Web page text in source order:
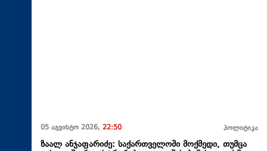
05 აგვისტო 2026, 22:50 პოლიტიკა
ზაალ ანჯაფარიძე: საქართველოში მოქმედი, თუმცა